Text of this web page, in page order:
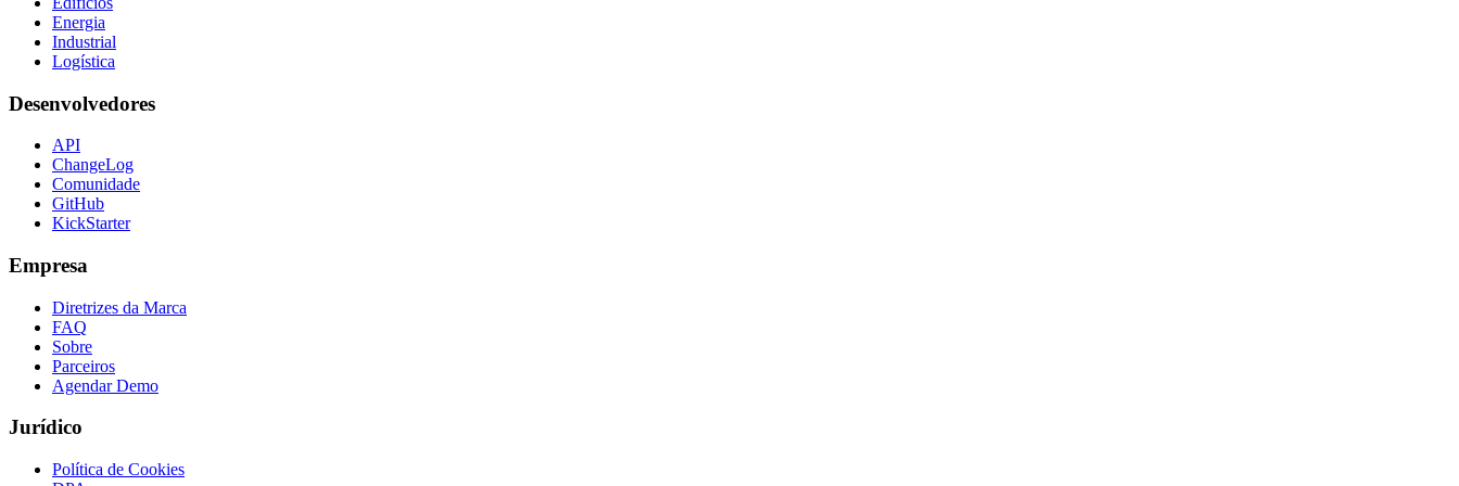
Energia
Industrial
Logística
Desenvolvedores
API
ChangeLog
Comunidade
GitHub
KickStarter
Empresa
Diretrizes da Marca
FAQ
Sobre
Parceiros
Agendar Demo
Jurídico
Política de Cookies